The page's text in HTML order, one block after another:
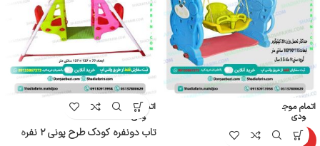
اتمام موج
ودی
ویژه
اتمام موج
ودی
تاب دونفره کودک طرح پونی ۲ نفره